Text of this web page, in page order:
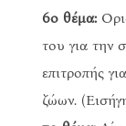
6ο θέμα:
του για την
επιτροπής
ζώων.